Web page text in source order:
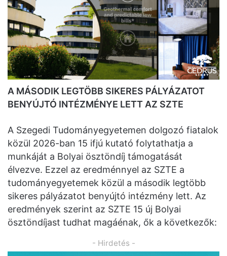
A MÁSODIK LEGTÖBB SIKERES PÁLYÁZATOT
BENYÚJTÓ INTÉZMÉNYE LETT AZ SZTE
A Szegedi Tudományegyetemen dolgozó fiatalok
közül 2026-ban 15 ifjú kutató folytathatja a
munkáját a Bolyai ösztöndíj támogatását
élvezve. Ezzel az eredménnyel az SZTE a
tudományegyetemek közül a második legtöbb
sikeres pályázatot benyújtó intézmény lett. Az
eredmények szerint az SZTE 15 új Bolyai
ösztöndíjast tudhat magáénak, ők a következők:
- Hirdetés -